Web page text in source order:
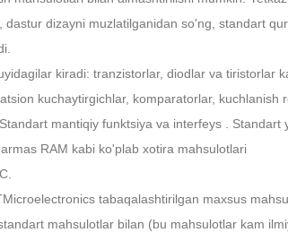
dastur dizayni muzlatilganidan so'ng, standart
kiradi: tranzistorlar, diodlar va tiristorlar
kuchaytirgichlar, komparatorlar,
mantiqiy funktsiya va interfeys . Standart
RAM kabi ko'plab xotira mahsulotlari
tabaqalashtirilgan maxsus
mahsulotlar bilan (bu mahsulotlar kam